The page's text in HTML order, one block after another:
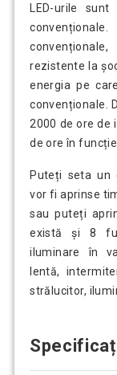
LED-urile
rezistente la
energia pe
convenționale.
2000 de ore de
de ore în
Puteți seta un
vor fi aprinse
sau puteți
există și 8
iluminare în
lentă,
strălucitor,